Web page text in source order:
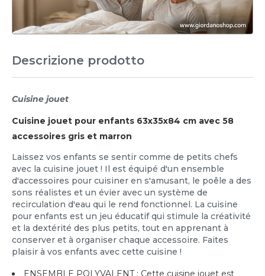
Descrizione prodotto
Cuisine jouet
Cuisine jouet pour enfants 63x35x84 cm avec 58
accessoires gris et marron
Laissez vos enfants se sentir comme de petits chefs
avec la cuisine jouet ! Il est équipé d'un ensemble
d'accessoires pour cuisiner en s'amusant, le poêle a des
sons réalistes et un évier avec un système de
recirculation d'eau qui le rend fonctionnel. La cuisine
pour enfants est un jeu éducatif qui stimule la créativité
et la dextérité des plus petits, tout en apprenant à
conserver et à organiser chaque accessoire. Faites
plaisir à vos enfants avec cette cuisine !
ENSEMBLE POLYVALENT : Cette cuisine jouet est